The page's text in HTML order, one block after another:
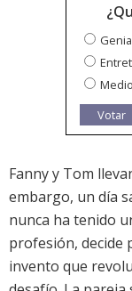
Votar
Fanny y Tom
embargo, un día
nunca ha tenido
profesión, decide
invento que